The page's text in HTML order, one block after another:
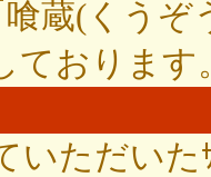
喰蔵(くう
ております
いただいた